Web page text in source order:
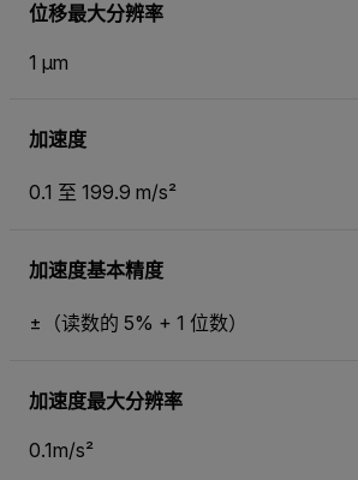
位移最大分辨率
1 µm
加速度
0.1 至 199.9 m/s²
加速度基本精度
±（读数的 5% + 1 位数）
加速度最大分辨率
0.1m/s²